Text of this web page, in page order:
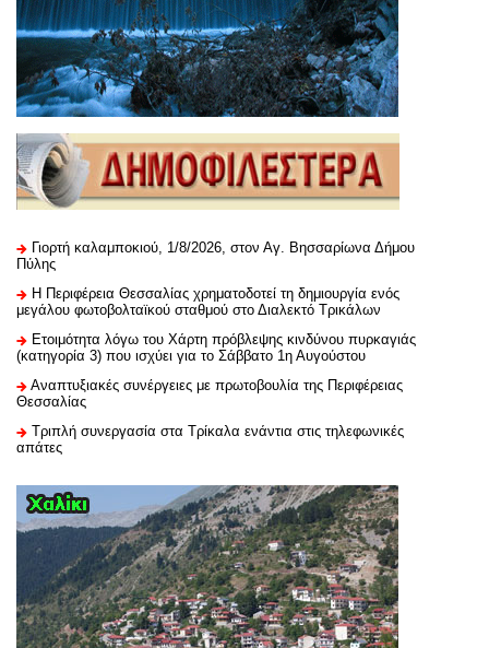
Γιορτή καλαμποκιού, 1/8/2026, στον Αγ. Βησσαρίωνα Δήμου
Πύλης
H Περιφέρεια Θεσσαλίας χρηματοδοτεί τη δημιουργία ενός
μεγάλου φωτοβολταϊκού σταθμού στο Διαλεκτό Τρικάλων
Ετοιμότητα λόγω του Χάρτη πρόβλεψης κινδύνου πυρκαγιάς
(κατηγορία 3) που ισχύει για το Σάββατο 1η Αυγούστου
Αναπτυξιακές συνέργειες με πρωτοβουλία της Περιφέρειας
Θεσσαλίας
Τριπλή συνεργασία στα Τρίκαλα ενάντια στις τηλεφωνικές
απάτες